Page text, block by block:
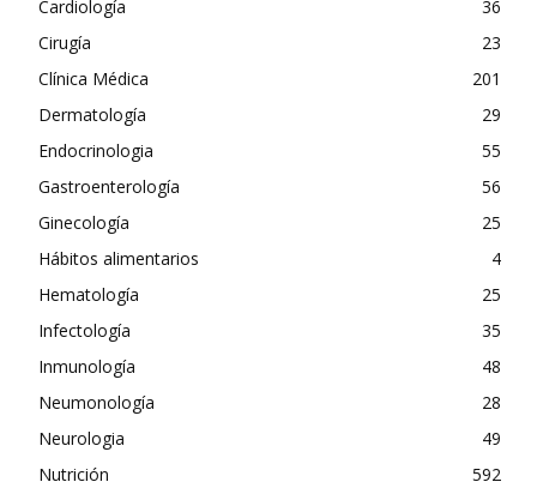
Cardiología
36
Cirugía
23
Clínica Médica
201
Dermatología
29
Endocrinologia
55
Gastroenterología
56
Ginecología
25
Hábitos alimentarios
4
Hematología
25
Infectología
35
Inmunología
48
Neumonología
28
Neurologia
49
Nutrición
592